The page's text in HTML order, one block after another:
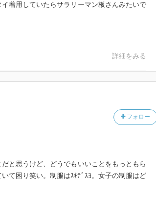
着用していたらサラリーマン板さんみたいで
詳細をみる
フォロー
と思うけど、どうでもいいことをもっともら
て困り笑い。制服はｽｷﾃﾞｽﾖ。女子の制服はど